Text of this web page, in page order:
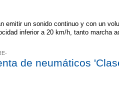
emitir un sonido continuo y con un
inferior a 20 km/h, tanto marcha
de neumáticos